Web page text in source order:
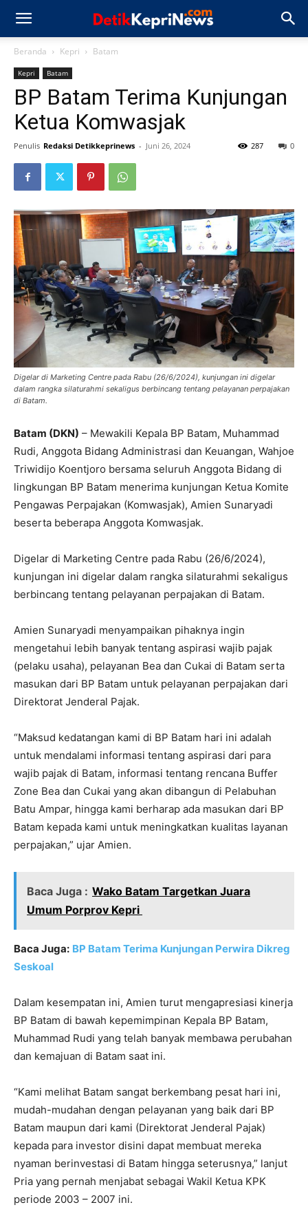
Beranda Kepri Batam
Kepri Batam
BP Batam Terima Kunjungan
Ketua Komwasjak
Penulis Redaksi Detikkeprinews - Juni 26, 2024 0
287
Digelar di Marketing Centre pada Rabu (26/6/2024), kunjungan ini digelar
dalam rangka silaturahmi sekaligus berbincang tentang pelayanan perpajakan
di Batam.
Batam (DKN) – Mewakili Kepala BP Batam, Muhammad
Rudi, Anggota Bidang Administrasi dan Keuangan, Wahjoe
Triwidijo Koentjoro bersama seluruh Anggota Bidang di
lingkungan BP Batam menerima kunjungan Ketua Komite
Pengawas Perpajakan (Komwasjak), Amien Sunaryadi
beserta beberapa Anggota Komwasjak.
Digelar di Marketing Centre pada Rabu (26/6/2024),
kunjungan ini digelar dalam rangka silaturahmi sekaligus
berbincang tentang pelayanan perpajakan di Batam.
Amien Sunaryadi menyampaikan pihaknya ingin
mengetahui lebih banyak tentang aspirasi wajib pajak
(pelaku usaha), pelayanan Bea dan Cukai di Batam serta
masukan dari BP Batam untuk pelayanan perpajakan dari
Direktorat Jenderal Pajak.
“Maksud kedatangan kami di BP Batam hari ini adalah
untuk mendalami informasi tentang aspirasi dari para
wajib pajak di Batam, informasi tentang rencana Buffer
Zone Bea dan Cukai yang akan dibangun di Pelabuhan
Batu Ampar, hingga kami berharap ada masukan dari BP
Batam kepada kami untuk meningkatkan kualitas layanan
perpajakan,” ujar Amien.
Baca Juga : Wako Batam Targetkan Juara
Umum Porprov Kepri
Baca Juga: BP Batam Terima Kunjungan Perwira Dikreg
Seskoal
Dalam kesempatan ini, Amien turut mengapresiasi kinerja
BP Batam di bawah kepemimpinan Kepala BP Batam,
Muhammad Rudi yang telah banyak membawa perubahan
dan kemajuan di Batam saat ini.
“Kami melihat Batam sangat berkembang pesat hari ini,
mudah-mudahan dengan pelayanan yang baik dari BP
Batam maupun dari kami (Direktorat Jenderal Pajak)
kepada para investor disini dapat membuat mereka
nyaman berinvestasi di Batam hingga seterusnya,” lanjut
Pria yang pernah menjabat sebagai Wakil Ketua KPK
periode 2003 – 2007 ini.